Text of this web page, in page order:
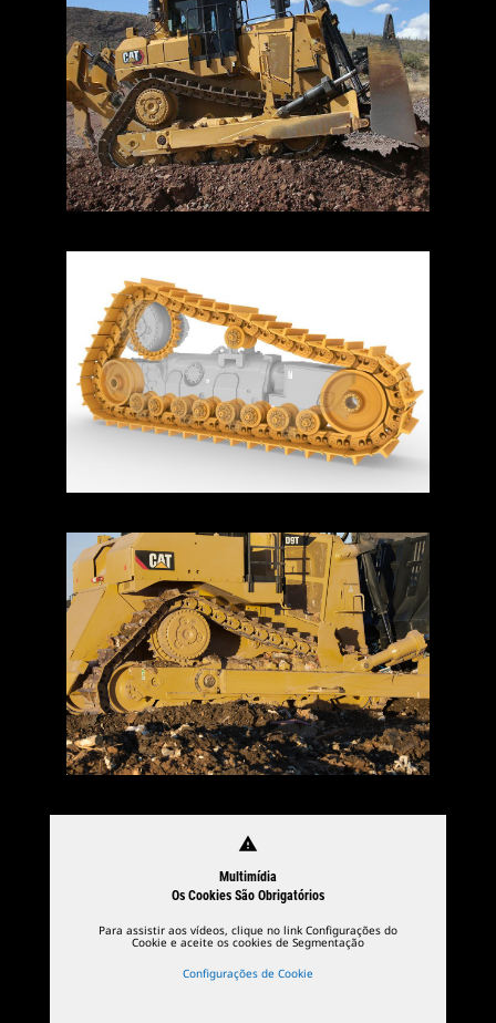
warning
Multimídia
Os Cookies São Obrigatórios
Para assistir aos vídeos, clique no link Configurações do
Cookie e aceite os cookies de Segmentação
Configurações de Cookie